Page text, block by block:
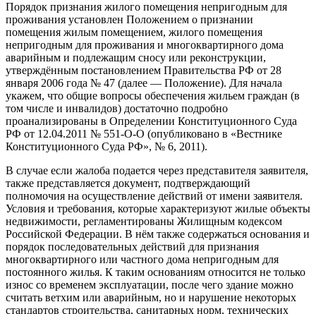
Порядок признания жилого помещения непригодным для
проживания установлен Положением о признании
помещения жилым помещением, жилого помещения
непригодным для проживания и многоквартирного дома
аварийным и подлежащим сносу или реконструкции,
утверждённым постановлением Правительства РФ от 28
января 2006 года № 47 (далее — Положение). Для начала
укажем, что общие вопросы обеспечения жильем граждан (в
том числе и инвалидов) достаточно подробно
проанализированы в Определении Конституционного Суда
РФ от 12.04.2011 № 551-О-О (опубликовано в «Вестнике
Конституционного Суда РФ», № 6, 2011).
В случае если жалоба подается через представителя заявителя,
также представляется документ, подтверждающий
полномочия на осуществление действий от имени заявителя.
Условия и требования, которые характеризуют жилые объекты
недвижимости, регламентированы Жилищным кодексом
Российской Федерации. В нём также содержаться основания и
порядок последовательных действий для признания
многоквартирного или частного дома непригодным для
постоянного жилья. К таким основаниям относится не только
износ со временем эксплуатации, после чего здание можно
считать ветхим или аварийным, но и нарушение некоторых
стандартов строительства, санитарных норм, технических